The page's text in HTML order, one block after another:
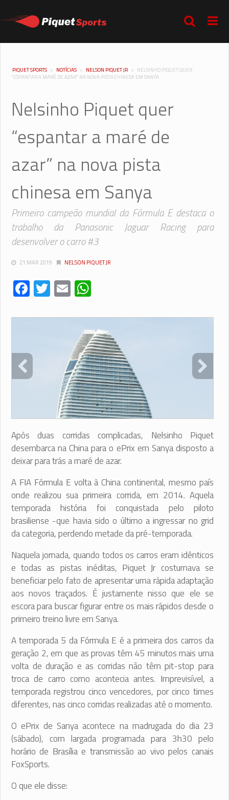
PIQUET SPORTS > NOTÍCIAS > NELSON PIQUET JR > NELSINHO PIQUET QUER
“ESPANTAR A MARÉ DE AZAR” NA NOVA PISTA CHINESA EM SANYA
Nelsinho Piquet quer
“espantar a maré de
azar” na nova pista
chinesa em Sanya
Primeiro campeão mundial da Fórmula E destaca o
trabalho da Panasonic Jaguar Racing para
desenvolver o carro #3
21 MAR 2019 NELSON PIQUET JR
Facebook
Twitter
Email
Após duas corridas complicadas, Nelsinho Piquet
desembarca na China para o ePrix em Sanya disposto a
deixar para trás a maré de azar.
A FIA Fórmula E volta à China continental, mesmo país
onde realizou sua primeira corrida, em 2014. Aquela
temporada história foi conquistada pelo piloto
brasiliense -que havia sido o último a ingressar no grid
da categoria, perdendo metade da pré-temporada.
Naquela jornada, quando todos os carros eram idênticos
e todas as pistas inéditas, Piquet Jr costumava se
beneficiar pelo fato de apresentar uma rápida adaptação
aos novos traçados. É justamente nisso que ele se
escora para buscar figurar entre os mais rápidos desde o
primeiro treino livre em Sanya.
A temporada 5 da Fórmula E é a primeira dos carros da
geração 2, em que as provas têm 45 minutos mais uma
volta de duração e as corridas não têm pit-stop para
troca de carro como acontecia antes. Imprevisível, a
temporada registrou cinco vencedores, por cinco times
diferentes, nas cinco corridas realizadas até o momento.
O ePrix de Sanya acontece na madrugada do dia 23
(sábado), com largada programada para 3h30 pelo
horário de Brasília e transmissão ao vivo pelos canais
FoxSports.
O que ele disse: